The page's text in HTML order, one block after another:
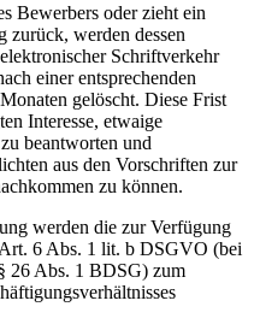
Bewerbers oder zieht ein
zurück, werden dessen
Schriftverkehr
einer entsprechenden
gelöscht. Diese Frist
Interesse, etwaige
beantworten und
aus den Vorschriften zur
zu können.
werden die zur Verfügung
6 Abs. 1 lit. b DSGVO (bei
26 Abs. 1 BDSG) zum